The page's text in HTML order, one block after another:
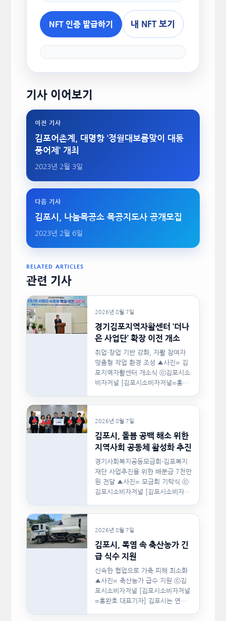
NFT 인증 발급하기 내 NFT 보기
기사 이어보기
이전 기사
김포어촌계, 대명항 ‘정월대보름맞이 대동
풍어제’ 개최
2023년 2월 3일
다음 기사
김포시, 나눔목공소 목공지도사 공개모집
2023년 2월 6일
RELATED ARTICLES
관련 기사
2026년 8월 7일
경기김포지역자활센터 ‘더나
은 사업단’ 확장 이전 개소
취업·창업 기반 강화, 자활 참여자
맞춤형 작업 환경 조성 ▲사진= 김
포지역자활센터 개소식 ⓒ김포시소
비자저널 [김포시소비자저널=홍완
는 지난…
2026년 8월 7일
김포시, 돌봄 공백 해소 위한
지역사회 공동체 활성화 추진
경기사회복지공동모금회·김포복지
재단 사업추진을 위한 배분금 7천만
원 전달 ▲사진= 모금회 기탁식 ⓒ
김포시소비자저널 [김포시소비자저
기사회복지공동모금회, 김포복지재
2026년 8월 7일
김포시, 폭염 속 축산농가 긴
급 식수 지원
신속한 협업으로 가축 피해 최소화
▲사진= 축산농가 급수 지원 ⓒ김
포시소비자저널 [김포시소비자저널
=홍완호 대표기자] 김포시는 연일